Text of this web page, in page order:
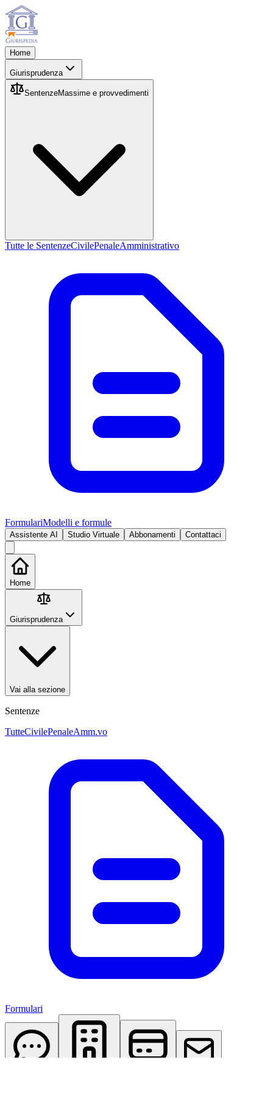
Home
Giurisprudenza
SentenzeMassime e provvedimenti
Tutte le SentenzeCivilePenaleAmministrativo
FormulariModelli e formule
Assistente AI Studio Virtuale Abbonamenti Contattaci
Home
Giurisprudenza
Vai alla sezione
Sentenze
TutteCivilePenaleAmm.vo
Formulari